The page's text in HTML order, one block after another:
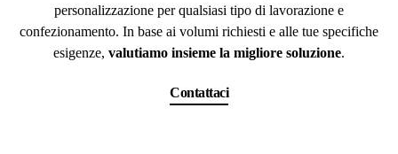
personalizzazione per qualsiasi tipo di lavorazione e
confezionamento. In base ai volumi richiesti e alle tue specifiche
esigenze, valutiamo insieme la migliore soluzione.
Contattaci